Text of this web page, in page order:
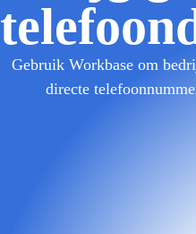
Gebruik Workbase om
directe